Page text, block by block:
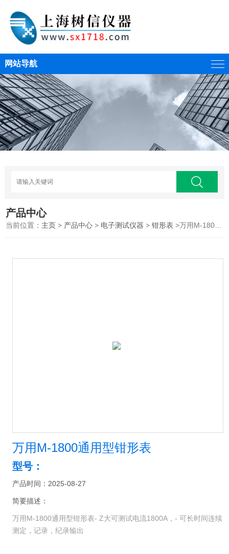
网站导航
产品中心
当前位置： 主页 > 产品中心 > 电子测试仪器 >钳形表 >万用M-1800通用型钳形表
万用M-1800通用型钳形表
型号：
产品时间：2025-08-27
简要描述：
万用M-1800通用型钳形表- Z大可测试电流1800A，- 可长时间连续
测定，记录，纪录输出